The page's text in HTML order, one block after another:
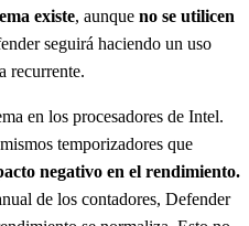
existe, aunque no se utilicen
seguirá haciendo un uso
recurrente.
en los procesadores de Intel.
temporizadores que
negativo en el rendimiento.
de los contadores, Defender